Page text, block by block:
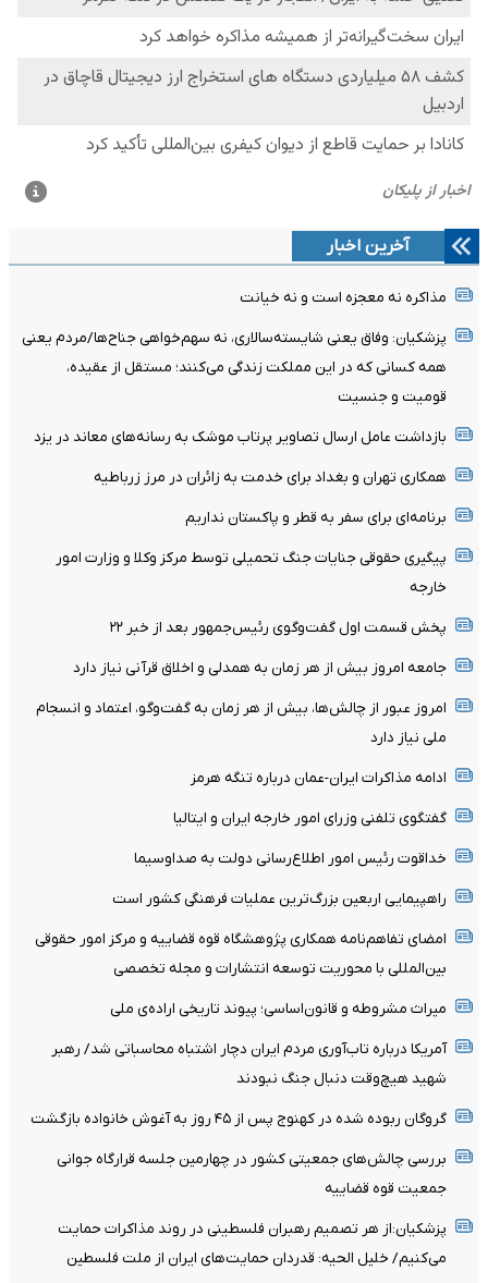
آخرین اخبار
مذاکره نه معجزه است و نه خیانت
پزشکیان: وفاق یعنی شایسته‌سالاری، نه سهم‌خواهی جناح‌ها/مردم یعنی
همه کسانی که در این مملکت زندگی می‌کنند؛ مستقل از عقیده،
قومیت و جنسیت
بازداشت عامل ارسال تصاویر پرتاب موشک به رسانه‌های معاند در یزد
همکاری تهران و بغداد برای خدمت به زائران در مرز زرباطیه
برنامه‌ای برای سفر به قطر و پاکستان نداریم
پیگیری حقوقی جنایات جنگ تحمیلی توسط مرکز وکلا و وزارت امور
خارجه
پخش قسمت اول گفت‌وگوی رئیس‌جمهور بعد از خبر ۲۲
جامعه امروز بیش از هر زمان به همدلی و اخلاق قرآنی نیاز دارد
امروز عبور از چالش‌ها، بیش از هر زمان به گفت‌وگو، اعتماد و انسجام
ملی نیاز دارد
ادامه مذاکرات ایران-عمان درباره تنگه هرمز
گفتگوی تلفنی وزرای امور خارجه ایران و ایتالیا
خداقوت رئیس امور اطلاع‌رسانی دولت به صداوسیما
راهپیمایی اربعین بزرگ‌ترین عملیات فرهنگی کشور است
امضای تفاهم‌نامه همکاری پژوهشگاه قوه قضاییه و مرکز امور حقوقی
بین‌المللی با محوریت توسعه انتشارات و مجله تخصصی
میراث مشروطه و قانون‌اساسی؛ پیوند تاریخی اراده‌ی ملی
آمریکا درباره تاب‌آوری مردم ایران دچار اشتباه محاسباتی شد/ رهبر
شهید هیچ‌وقت دنبال جنگ نبودند
گروگان ربوده‌ شده در کهنوج پس از ۴۵ روز به آغوش خانواده بازگشت
بررسی چالش‌های جمعیتی کشور در چهارمین جلسه قرارگاه جوانی
جمعیت قوه قضاییه
پزشکیان:از هر تصمیم رهبران فلسطینی در روند مذاکرات حمایت
می‌کنیم/ خلیل الحیه: قدردان حمایت‌های ایران از ملت فلسطین